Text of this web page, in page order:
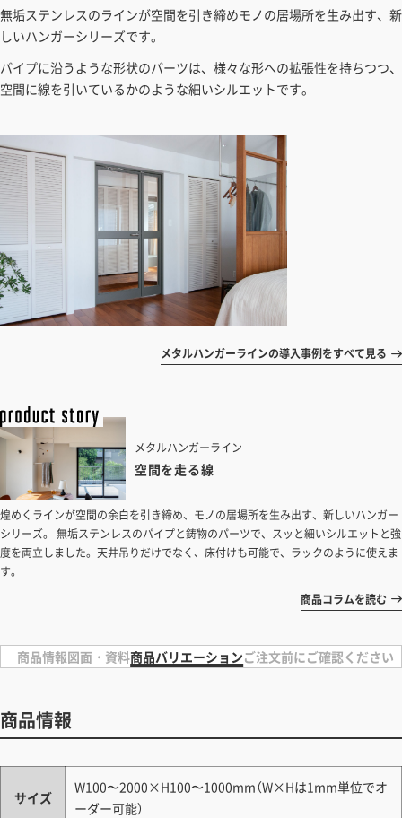
ことができます。お見積り書の出力も可能です。
無垢ステンレスのラインが空間を引き締めモノの居場所を生み出す、新
しいハンガーシリーズです。
パイプに沿うような形状のパーツは、様々な形への拡張性を持ちつつ、
空間に線を引いているかのような細いシルエットです。
メタルハンガーラインの導入事例をすべて見る
メタルハンガーライン
空間を走る線
煌めくラインが空間の余白を引き締め、モノの居場所を生み出す、新しいハンガー
シリーズ。 無垢ステンレスのパイプと鋳物のパーツで、スッと細いシルエットと強
度を両立しました。天井吊りだけでなく、床付けも可能で、ラックのように使えま
す。
商品コラムを読む
商品情報図面・資料商品バリエーションご注文前にご確認ください
商品情報
サイズ
W100〜2000×H100〜1000mm（W×Hは1mm単位でオ
ーダー可能）